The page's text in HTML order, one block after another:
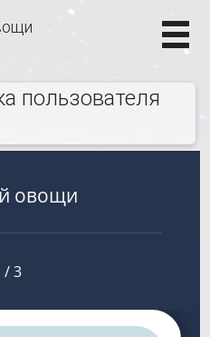
пользователя